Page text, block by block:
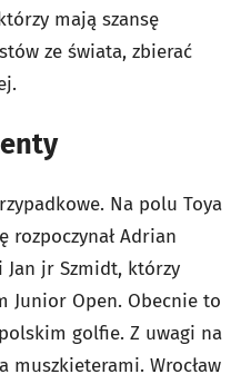
mają szansę
ze świata, zbierać
Na polu Toya
rozpoczynał Adrian
Jan jr Szmidt, którzy
Junior Open. Obecnie to
golfie. Z uwagi na
muszkieterami. Wrocław